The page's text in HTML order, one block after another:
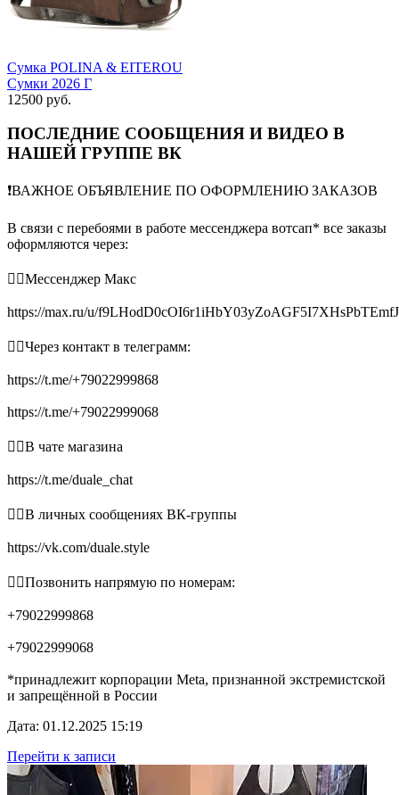
Сумка POLINA & EITEROU
Сумки 2026 Г
12500 руб.
ПОСЛЕДНИЕ СООБЩЕНИЯ И ВИДЕО В
НАШЕЙ ГРУППЕ ВК
❗️ВАЖНОЕ ОБЪЯВЛЕНИЕ ПО ОФОРМЛЕНИЮ ЗАКАЗОВ
В связи с перебоями в работе мессенджера вотсап* все заказы
оформляются через:
👉🏻Мессенджер Макс
https://max.ru/u/
👉🏻Через контакт в телеграмм:
https://t.me/+79022999868
https://t.me/+79022999068
👉🏻В чате магазина
https://t.me/duale_chat
👉🏻В личных сообщениях ВК-группы
https://vk.com/duale.style
👉🏻Позвонить напрямую по номерам:
+79022999868
+79022999068
*принадлежит корпорации Meta, признанной экстремистской
и запрещённой в России
Дата: 01.12.2025 15:19
Перейти к записи